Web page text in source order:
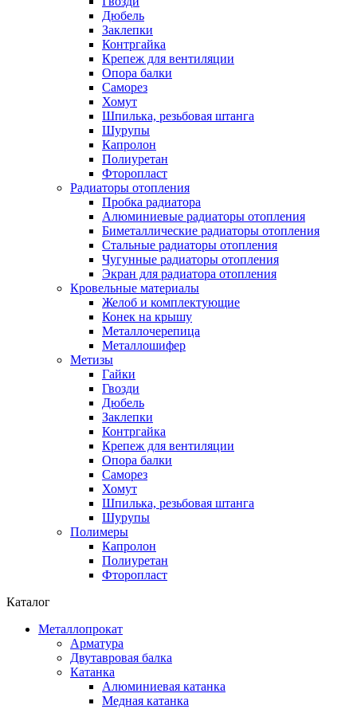
Дюбель
Заклепки
Контргайка
Крепеж для вентиляции
Опора балки
Саморез
Хомут
Шпилька, резьбовая штанга
Шурупы
Капролон
Полиуретан
Фторопласт
Радиаторы отопления
Пробка радиатора
Алюминиевые радиаторы отопления
Биметаллические радиаторы отопления
Стальные радиаторы отопления
Чугунные радиаторы отопления
Экран для радиатора отопления
Кровельные материалы
Желоб и комплектующие
Конек на крышу
Металлочерепица
Металлошифер
Метизы
Гайки
Гвозди
Дюбель
Заклепки
Контргайка
Крепеж для вентиляции
Опора балки
Саморез
Хомут
Шпилька, резьбовая штанга
Шурупы
Полимеры
Капролон
Полиуретан
Фторопласт
Каталог
Металлопрокат
Арматура
Двутавровая балка
Катанка
Алюминиевая катанка
Медная катанка